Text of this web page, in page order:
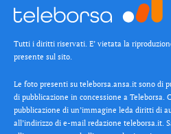
Tutti i diritti riservati. E’ vietata la
presente sul sito.
Le foto presenti su teleborsa.ansa.it sono di
di pubblicazione in concessione a Teleborsa.
pubblicazione di un’immagine leda diritti di
all’indirizzo di e-mail redazione teleborsa.it.